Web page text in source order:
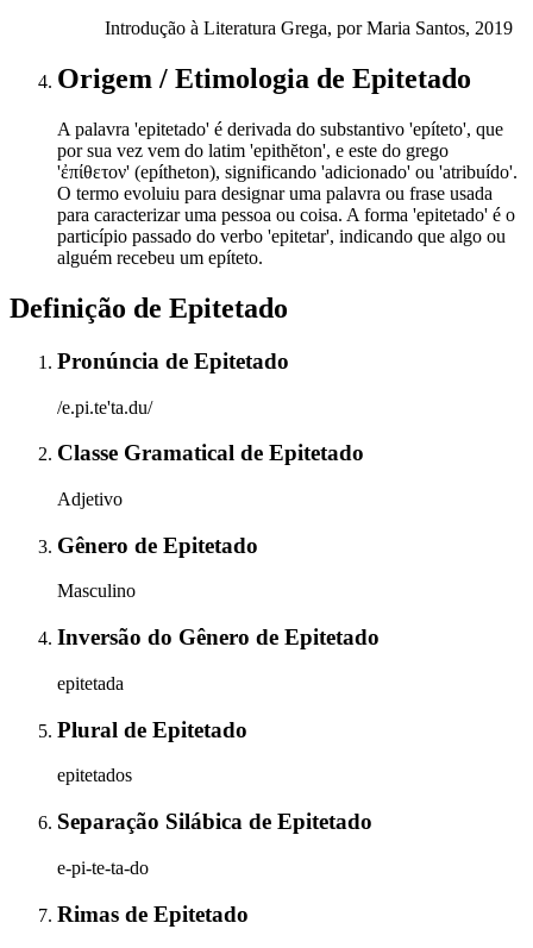
Introdução à Literatura Grega, por Maria Santos, 2019
Origem / Etimologia de Epitetado
A palavra 'epitetado' é derivada do substantivo 'epíteto', que
por sua vez vem do latim 'epithĕton', e este do grego
'ἐπίθετον' (epítheton), significando 'adicionado' ou 'atribuído'.
O termo evoluiu para designar uma palavra ou frase usada
para caracterizar uma pessoa ou coisa. A forma 'epitetado' é o
particípio passado do verbo 'epitetar', indicando que algo ou
alguém recebeu um epíteto.
Definição de Epitetado
Pronúncia de Epitetado
/e.pi.te'ta.du/
Classe Gramatical de Epitetado
Adjetivo
Gênero de Epitetado
Masculino
Inversão do Gênero de Epitetado
epitetada
Plural de Epitetado
epitetados
Separação Silábica de Epitetado
e-pi-te-ta-do
Rimas de Epitetado